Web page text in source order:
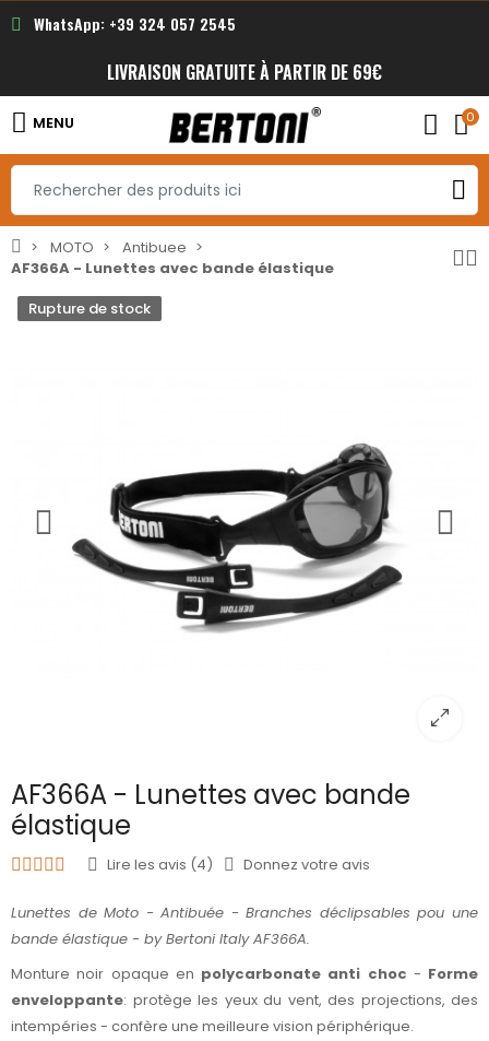
WhatsApp: +39 324 057 2545
LIVRAISON GRATUITE À PARTIR DE 69€
MENU 0
MOTO
Antibuee
AF366A - Lunettes avec bande élastique
Rupture de stock
AF366A - Lunettes avec bande
élastique
Lire les avis (4) Donnez votre avis
Lunettes de Moto - Antibuée - Branches déclipsables pou une
bande élastique - by Bertoni Italy AF366A.
Monture noir opaque en polycarbonate anti choc - Forme
enveloppante: protège les yeux du vent, des projections, des
intempéries - confère une meilleure vision périphérique.